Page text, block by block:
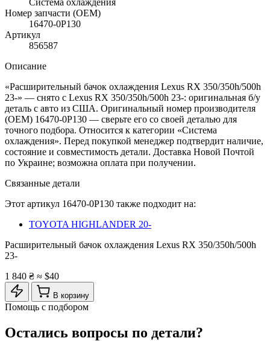
Номер запчасти (OEM)
16470-0P130
Артикул
856587
Описание
«Расширительный бачок охлаждения Lexus RX 350/350h/500h
23-» — снято с Lexus RX 350/350h/500h 23-: оригинальная б/у
деталь с авто из США. Оригинальный номер производителя
(OEM) 16470-0P130 — сверьте его со своей деталью для
точного подбора. Относится к категории «Система
охлаждения». Перед покупкой менеджер подтвердит наличие,
состояние и совместимость детали. Доставка Новой Почтой
по Украине; возможна оплата при получении.
Связанные детали
Этот артикул 16470-0P130 также подходит на:
TOYOTA HIGHLANDER 20-
Расширительный бачок охлаждения Lexus RX 350/350h/500h
23-
1 840 ₴ ≈ $40
В корзину
Помощь с подбором
Остались вопросы по детали?